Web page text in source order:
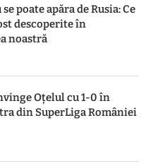
poate apăra de Rusia: Ce
descoperite în
noastră
Oțelul cu 1-0 în
din SuperLiga României